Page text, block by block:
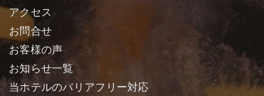
アクセス
お問合せ
お客様の声
お知らせ一覧
当ホテルのバリアフリー対応